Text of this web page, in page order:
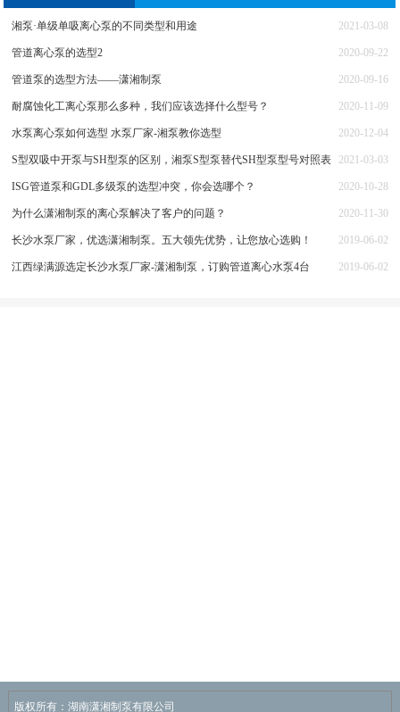
湘泵·单级单吸离心泵的不同类型和用途 2021-03-08
管道离心泵的选型2 2020-09-22
管道泵的选型方法——潇湘制泵 2020-09-16
耐腐蚀化工离心泵那么多种，我们应该选择什么型号？ 2020-11-09
水泵离心泵如何选型 水泵厂家-湘泵教你选型 2020-12-04
S型双吸中开泵与SH型泵的区别，湘泵S型泵替代SH型泵型号对照表 2021-03-03
ISG管道泵和GDL多级泵的选型冲突，你会选哪个？ 2020-10-28
为什么潇湘制泵的离心泵解决了客户的问题？ 2020-11-30
长沙水泵厂家，优选潇湘制泵。五大领先优势，让您放心选购！ 2019-06-02
江西绿满源选定长沙水泵厂家-潇湘制泵，订购管道离心水泵4台 2019-06-02
版权所有：湖南潇湘制泵有限公司